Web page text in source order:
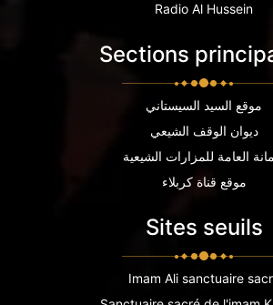
Radio Al Hussein
Sections
موقع السيد السيستاني
ديوان الوقف الشيعي
العامة للمزارات الشيعية
موقع قناة كربلاء
Sites seuils
Imam Ali sanctuaire